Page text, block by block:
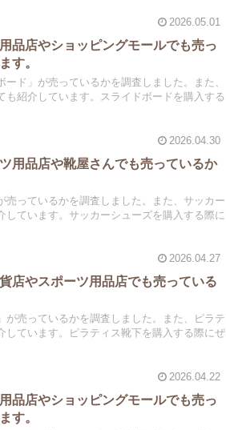
2026.05.01
品店やショッピングモールでも売っ
す。
ド」が売っているかを調査しました。また、
紹介しています。スライドボードを購入する
2026.04.30
用品店や靴屋さんでも売っているか
っているかを調査しました。また、サッカー
ています。サッカーシューズを購入する際に
2026.04.27
店やスポーツ用品店でも売っている
売っているかを調査しました。また、ピラテ
しています。ピラティス靴下を購入する際にぜ
2026.04.22
品店やショッピングモールでも売っ
す。